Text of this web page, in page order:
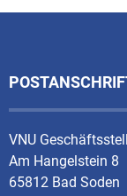
VNU
Am Hangelstein 8
65812 Bad Soden